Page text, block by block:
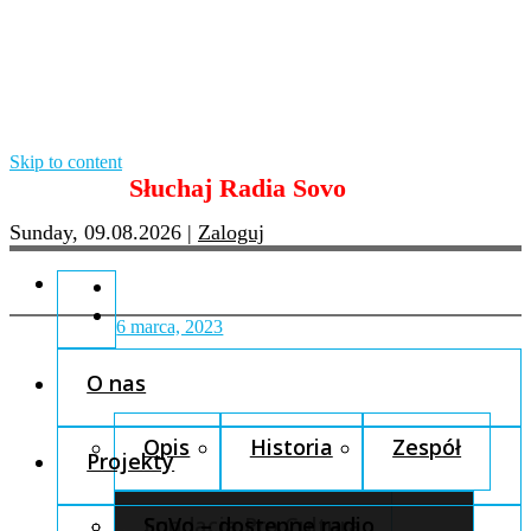
Skip to content
Słuchaj Radia Sovo
Sunday, 09.08.2026 | Zaloguj
O nas
Opis Historia Zespół
Fundacja Pro Cultura
Projekty
SoVo – dostępne radio
6 marca, 2023